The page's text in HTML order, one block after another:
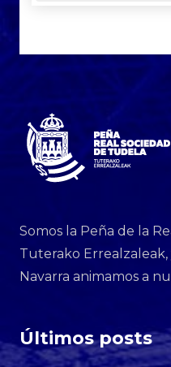
Somos la Peña de la
Tuterako Errealzaleak,
Navarra animamos a
Últimos posts